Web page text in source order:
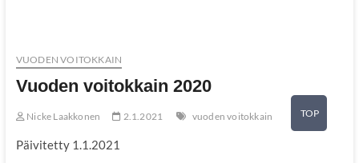
VUODEN VOITOKKAIN
Vuoden voitokkain 2020
Nicke Laakkonen 2.1.2021 vuoden voitokkain
Päivitetty 1.1.2021
TOP